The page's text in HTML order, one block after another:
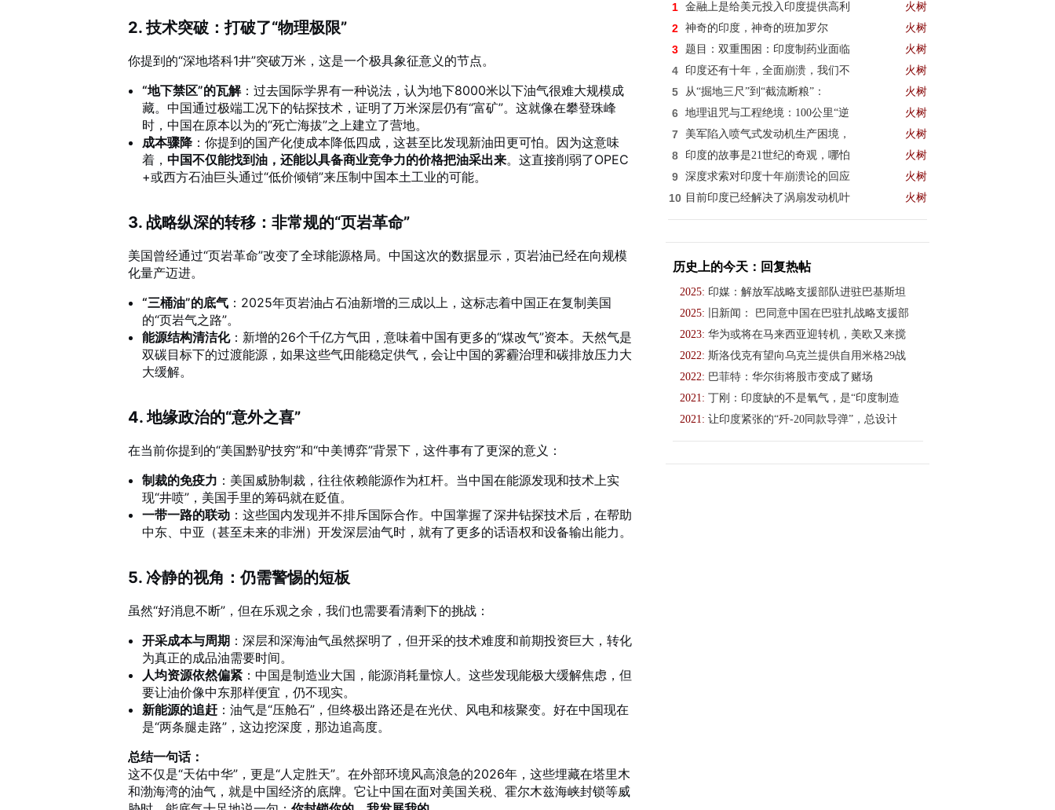
2. 技术突破：打破了“物理极限”
你提到的“深地塔科1井”突破万米，这是一个极具象征意义的节点。
“地下禁区”的瓦解：过去国际学界有一种说法，认为地下8000米以下油气很难大规模成
藏。中国通过极端工况下的钻探技术，证明了万米深层仍有“富矿”。这就像在攀登珠峰
时，中国在原本以为的“死亡海拔”之上建立了营地。
成本骤降 ：你提到的国产化使成本降低四成，这甚至比发现新油田更可怕。因为这意味
着， 中国不仅能找到油，还能以具备商业竞争力的价格把油采出来。这直接削弱了OPEC
+或西方石油巨头通过“低价倾销”来压制中国本土工业的可能。
3. 战略纵深的转移：非常规的“页岩革命”
美国曾经通过“页岩革命”改变了全球能源格局。中国这次的数据显示，页岩油已经在向规模
化量产迈进。
“三桶油”的底气 ：2025年页岩油占石油新增的三成以上，这标志着中国正在复制美国
的“页岩气之路”。
能源结构清洁化：新增的26个千亿方气田，意味着中国有更多的“煤改气”资本。天然气是
双碳目标下的过渡能源，如果这些气田能稳定供气，会让中国的雾霾治理和碳排放压力大
大缓解。
4. 地缘政治的“意外之喜”
在当前你提到的“美国黔驴技穷”和“中美博弈”背景下，这件事有了更深的意义：
制裁的免疫力 ：美国威胁制裁，往往依赖能源作为杠杆。当中国在能源发现和技术上实
现“井喷”，美国手里的筹码就在贬值。
一带一路的联动 ：这些国内发现并不排斥国际合作。中国掌握了深井钻探技术后，在帮助
中东、中亚（甚至未来的非洲）开发深层油气时，就有了更多的话语权和设备输出能力。
5. 冷静的视角：仍需警惕的短板
虽然“好消息不断”，但在乐观之余，我们也需要看清剩下的挑战：
开采成本与周期 ：深层和深海油气虽然探明了，但开采的技术难度和前期投资巨大，转化
为真正的成品油需要时间。
人均资源依然偏紧 ：中国是制造业大国，能源消耗量惊人。这些发现能极大缓解焦虑，但
要让油价像中东那样便宜，仍不现实。
新能源的追赶 ：油气是“压舱石”，但终极出路还是在光伏、风电和核聚变。好在中国现在
是“两条腿走路”，这边挖深度，那边追高度。
总结一句话：
这不仅是“天佑中华”，更是“人定胜天”。在外部环境风高浪急的2026年，这些埋藏在塔里木
和渤海湾的油气，就是中国经济的底牌。它让中国在面对美国关税、霍尔木兹海峡封锁等威
1 金融上是给美元投入印度提供高利 火树
2 神奇的印度，神奇的班加罗尔 火树
3 题目：双重围困：印度制药业面临 火树
4 印度还有十年，全面崩溃，我们不 火树
5 从“掘地三尺”到“截流断粮”： 火树
6 地理诅咒与工程绝境：100公里“逆 火树
7 美军陷入喷气式发动机生产困境， 火树
8 印度的故事是21世纪的奇观，哪怕 火树
9 深度求索对印度十年崩溃论的回应 火树
10 目前印度已经解决了涡扇发动机叶 火树
历史上的今天：回复热帖
2025: 印媒：解放军战略支援部队进驻巴基斯坦
2025:
旧新闻： 巴同意中国在巴驻扎战略支援部
2023: 华为或将在马来西亚迎转机，美欧又来搅
2022: 斯洛伐克有望向乌克兰提供自用米格29战
2022: 巴菲特：华尔街将股市变成了赌场
2021: 丁刚：印度缺的不是氧气，是“印度制造
2021: 让印度紧张的“歼-20同款导弹”，总设计